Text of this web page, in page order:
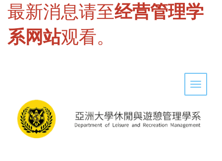
最新消息请至经营管理学
系网站观看。
Toggle